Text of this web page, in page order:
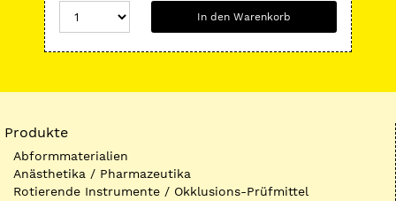
In den Warenkorb
Produkte
Abformmaterialien
Anästhetika / Pharmazeutika
Rotierende Instrumente / Okklusions-Prüfmittel